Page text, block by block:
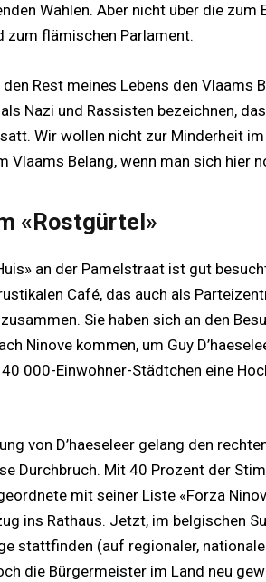
Wahlen. Aber nicht über die zum
zum flämischen Parlament.
Rest meines Lebens den Vlaams
Nazi und Rassisten bezeichnen,
Wir wollen nicht zur Minderheit
Vlaams Belang, wenn man sich hier
«Rostgürtel»
an der Pamelstraat ist gut
Café, das auch als
Sie haben sich an den
Ninove kommen, um Guy
000-Einwohner-Städtchen eine
von D’haeseleer gelang den
Durchbruch. Mit 40 Prozent der
mit seiner Liste «Forza
ins Rathaus. Jetzt, im belgischen
stattfinden (auf regionaler,
die Bürgermeister im Land neu